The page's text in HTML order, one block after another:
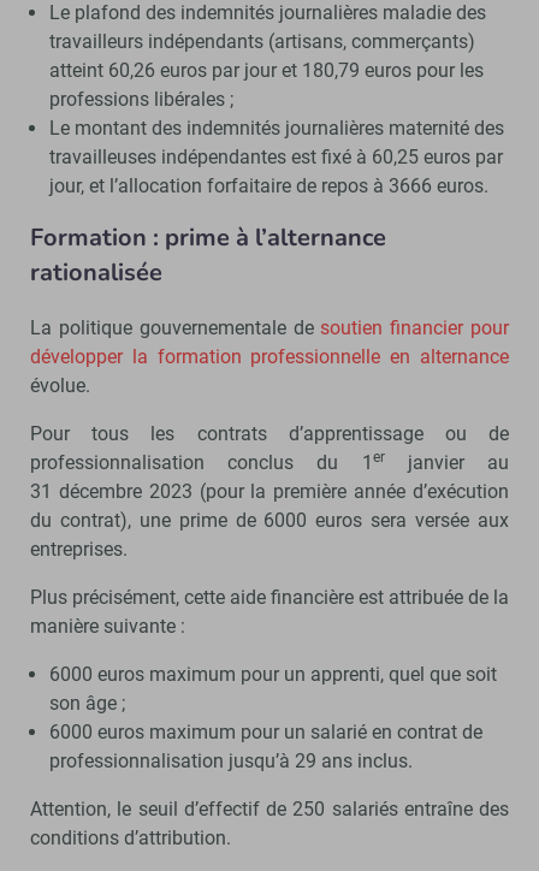
Le plafond des indemnités journalières maladie des
travailleurs indépendants (artisans, commerçants)
atteint 60,26 euros par jour et 180,79 euros pour les
professions libérales ;
Le montant des indemnités journalières maternité des
travailleuses indépendantes est fixé à 60,25 euros par
jour, et l’allocation forfaitaire de repos à 3666 euros.
Formation : prime à l’alternance
rationalisée
La politique gouvernementale desoutien financier pour
développer la formation professionnelle en alternance
évolue.
Pour tous les contrats d’apprentissage ou de
professionnalisation conclus du 1 erjanvier au
31 décembre 2023 (pour la première année d’exécution
du contrat), une prime de 6000 euros sera versée aux
entreprises.
Plus précisément, cette aide financière est attribuée de la
manière suivante :
6000 euros maximum pour un apprenti, quel que soit
son âge ;
6000 euros maximum pour un salarié en contrat de
professionnalisation jusqu’à 29 ans inclus.
Attention, le seuil d’effectif de 250 salariés entraîne des
conditions d’attribution.